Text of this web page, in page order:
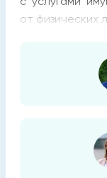
от физических